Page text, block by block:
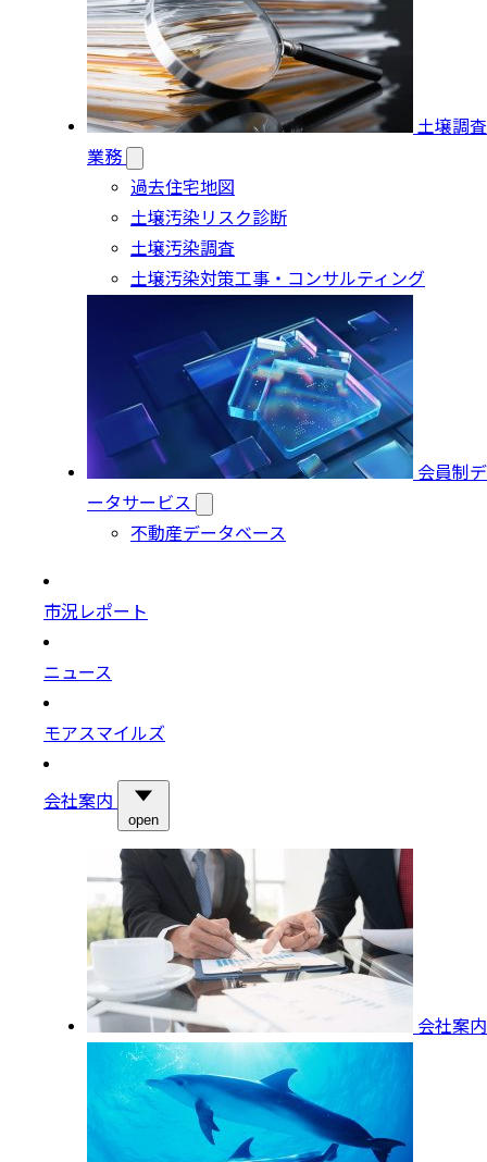
土壌調査
業務
過去住宅地図
土壌汚染リスク診断
土壌汚染調査
土壌汚染対策工事・コンサルティング
会員制デ
ータサービス
不動産データベース
市況レポート
ニュース
モアスマイルズ
会社案内
open
会社案内